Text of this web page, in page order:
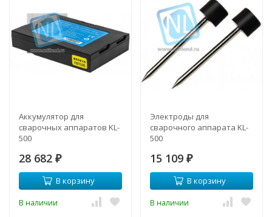
Аккумулятор для
сварочных аппаратов KL-
500
28 682 ₽
В корзину
В наличии
Электроды для
сварочного аппарата KL-
500
15 109 ₽
В корзину
В наличии